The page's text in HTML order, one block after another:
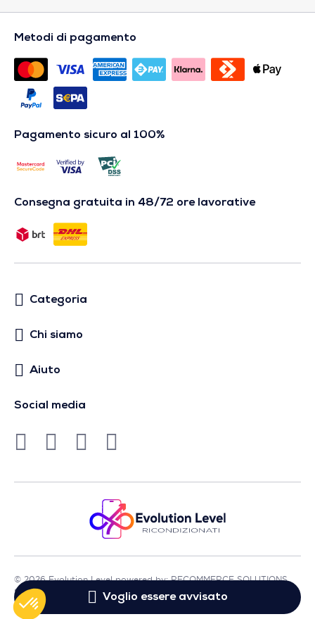
Voglio essere avvisato
Metodi di pagamento
Pagamento sicuro al 100%
Consegna gratuita in 48/72 ore lavorative
Categoria
Chi siamo
Aiuto
Social media
© 2026 Evolution Level powered by: RECOMMERCE SOLUTIONS
SA - Sede in Avenue Lénine, 54 - 94250 Gentilly - Francia
- P.IVA FR01513969402 - Tutti i diritti riservati